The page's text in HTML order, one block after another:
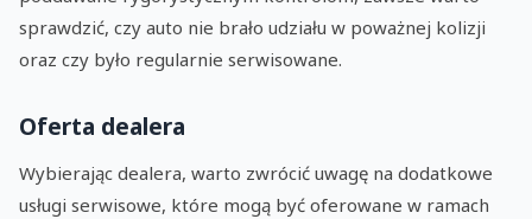
sprawdzić, czy auto nie brało udziału w poważnej kolizji
oraz czy było regularnie serwisowane.
Oferta dealera
Wybierając dealera, warto zwrócić uwagę na dodatkowe
usługi serwisowe, które mogą być oferowane w ramach